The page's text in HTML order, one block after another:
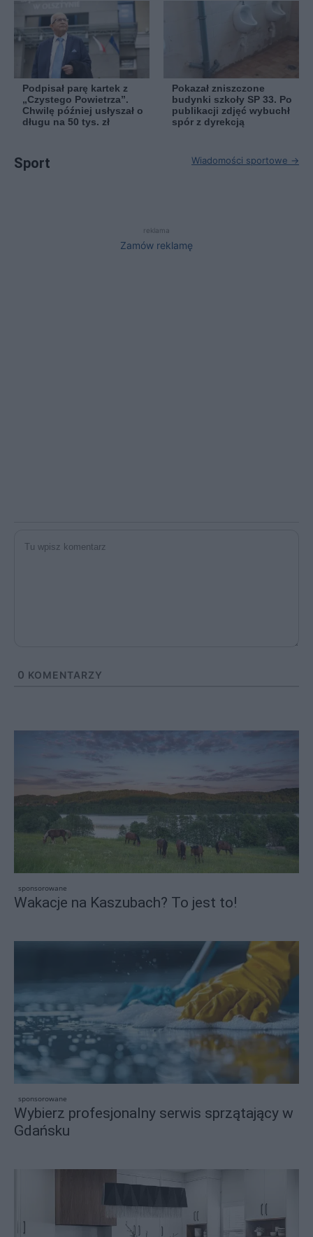
Podpisał parę kartek z
„Czystego Powietrza”.
Chwilę później usłyszał o
długu na 50 tys. zł
Pokazał zniszczone
budynki szkoły SP 33. Po
publikacji zdjęć wybuchł
spór z dyrekcją
Sport Wiadomości sportowe →
reklama
Zamów reklamę
0 KOMENTARZY
sponsorowane
Wakacje na Kaszubach? To jest to!
sponsorowane
Wybierz profesjonalny serwis sprzątający w
Gdańsku